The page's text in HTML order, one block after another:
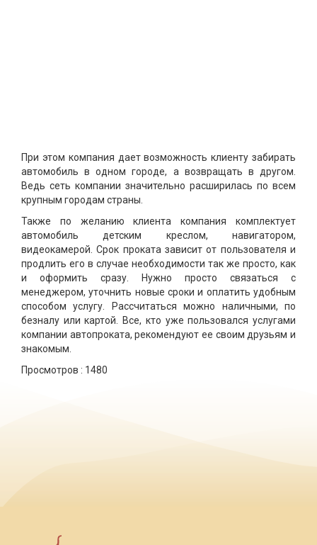
При этом компания дает возможность клиенту забирать
автомобиль в одном городе, а возвращать в другом.
Ведь сеть компании значительно расширилась по всем
крупным городам страны.
Также по желанию клиента компания комплектует
автомобиль детским креслом, навигатором,
видеокамерой. Срок проката зависит от пользователя и
продлить его в случае необходимости так же просто, как
и оформить сразу. Нужно просто связаться с
менеджером, уточнить новые сроки и оплатить удобным
способом услугу. Рассчитаться можно наличными, по
безналу или картой. Все, кто уже пользовался услугами
компании автопроката, рекомендуют ее своим друзьям и
знакомым.
Просмотров : 1480